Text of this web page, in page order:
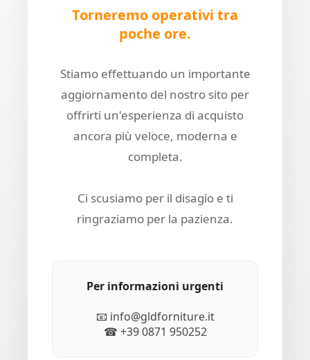
Torneremo operativi tra
poche ore.
Stiamo effettuando un importante
aggiornamento del nostro sito per
offrirti un'esperienza di acquisto
ancora più veloce, moderna e
completa.
Ci scusiamo per il disagio e ti
ringraziamo per la pazienza.
Per informazioni urgenti
📧 info@gldforniture.it
☎ +39 0871 950252